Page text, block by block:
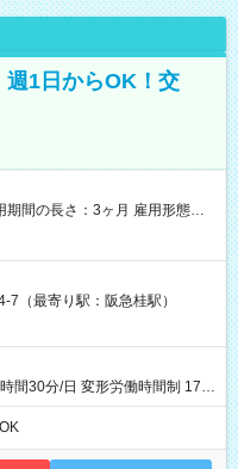
1日からOK！交
期間の長さ：3ヶ月 雇用形態、
（最寄り駅：阪急桂駅）
間30分/日 変形労働時間制 17：
) 一日の実働時間：12.5時間 想
：37.5時間/週 ＊曜日相談：可 ＊労働日数相談：可